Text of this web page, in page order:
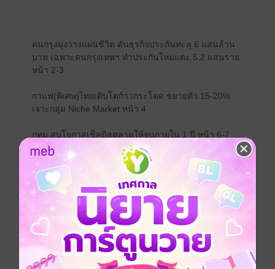
คนกรุงมุ่งวางแผนชีวิต ดันธุรกิจประกันทะลุ 6 แสนล้าน
บาท เฉพาะคนกรุงเทพฯ ทำประกันใหม่แตะ 5.2 แสนราย
หน้า 2-3
กาแฟ(พิเศษ)ไทยเติบโตก้าวกระโดด ขยายตัว 15-20%
เจาะกลุ่ม Niche Market หน้า 4
กทม.สบโอกาสเช็คบิลตลาดให้จบภายใน 1 ปี หน้า 6-7
มิสเตอร์คุ้มค่า แพลตฟอร์มเปรียบเทียบเบี้ยประกันภัย
รถยนต์ และ กรุงศรีจัดแข่งขัน Hackathon ครั้งแรกใน
อุดมศึกษา หน้า 8
มิวนิค มนต์เสน่ห์แห่งแคว้นบาวาเรีย หน้า 10-11
4 ร้านข้าวแกงรสแรงฤทธิ์ หน้า 12
“Greyhound Coffee” ไลฟ์สไตล์โชว์รูมแห่งแรกในย่าน